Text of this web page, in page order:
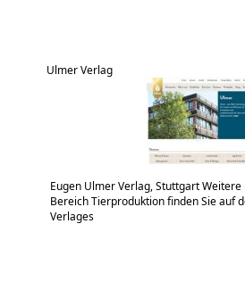
Ulmer Verlag
Eugen Ulmer Verlag, Stuttgart
Bereich Tierproduktion finden Sie auf
Verlages